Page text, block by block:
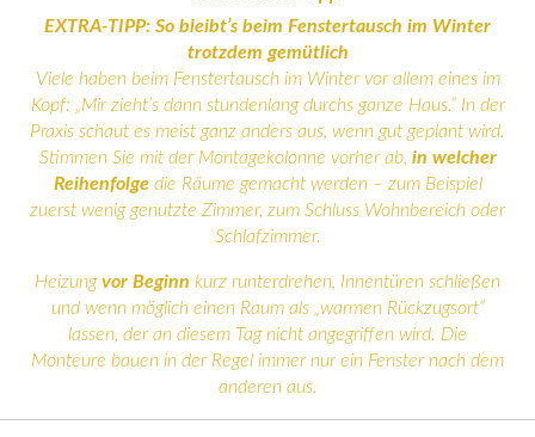
EXTRA-TIPP: So bleibt’s beim Fenstertausch im Winter
trotzdem gemütlich
Viele haben beim Fenstertausch im Winter vor allem eines im
Kopf: „Mir zieht’s dann stundenlang durchs ganze Haus.“ In der
Praxis schaut es meist ganz anders aus, wenn gut geplant wird.
Stimmen Sie mit der Montagekolonne vorher ab, in welcher
Reihenfolgedie Räume gemacht werden – zum Beispiel
zuerst wenig genutzte Zimmer, zum Schluss Wohnbereich oder
Schlafzimmer.
Heizungvor Beginn kurz runterdrehen, Innentüren schließen
und wenn möglich einen Raum als „warmen Rückzugsort“
lassen, der an diesem Tag nicht angegriffen wird. Die
Monteure bauen in der Regel immer nur ein Fenster nach dem
anderen aus.